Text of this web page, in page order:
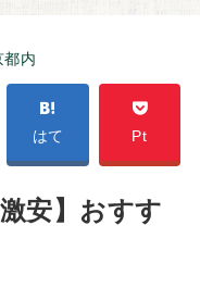
都内
はて Pt
安】おすす